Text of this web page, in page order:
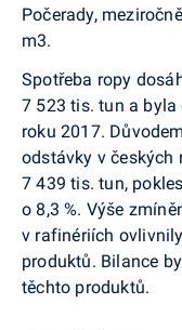
Počerady,
m3.
Spotřeba ropy
7 523 tis. tun a byla
roku 2017.
odstávky v českých
7 439 tis. tun,
o 8,3 %. Výše
v rafinériích
produktů. Bilance
těchto produktů.